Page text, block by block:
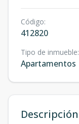
Código:
412820
Tipo de inmueble:
Apartamentos
Descripción